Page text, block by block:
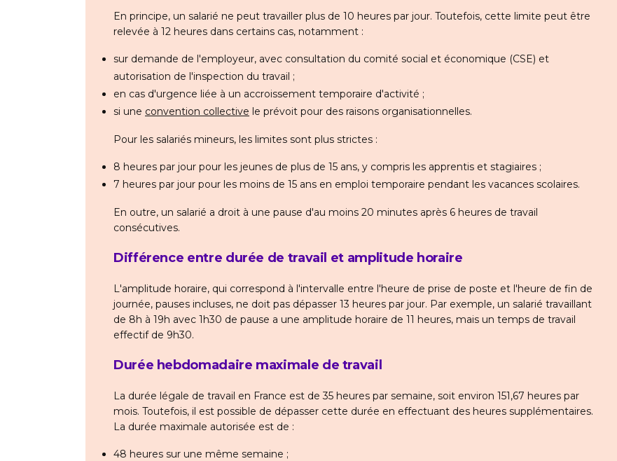
En principe, un salarié ne peut travailler plus de 10 heures par jour. Toutefois, cette limite peut être
relevée à 12 heures dans certains cas, notamment :
sur demande de l'employeur, avec consultation du comité social et économique (CSE) et
autorisation de l'inspection du travail ;
en cas d'urgence liée à un accroissement temporaire d'activité ;
si une convention collective le prévoit pour des raisons organisationnelles.
Pour les salariés mineurs, les limites sont plus strictes :
8 heures par jour pour les jeunes de plus de 15 ans, y compris les apprentis et stagiaires ;
7 heures par jour pour les moins de 15 ans en emploi temporaire pendant les vacances scolaires.
En outre, un salarié a droit à une pause d'au moins 20 minutes après 6 heures de travail
consécutives.
Différence entre durée de travail et amplitude horaire
L'amplitude horaire, qui correspond à l'intervalle entre l'heure de prise de poste et l'heure de fin de
journée, pauses incluses, ne doit pas dépasser 13 heures par jour. Par exemple, un salarié travaillant
de 8h à 19h avec 1h30 de pause a une amplitude horaire de 11 heures, mais un temps de travail
effectif de 9h30.
Durée hebdomadaire maximale de travail
La durée légale de travail en France est de 35 heures par semaine, soit environ 151,67 heures par
mois. Toutefois, il est possible de dépasser cette durée en effectuant des heures supplémentaires.
La durée maximale autorisée est de :
48 heures sur une même semaine ;